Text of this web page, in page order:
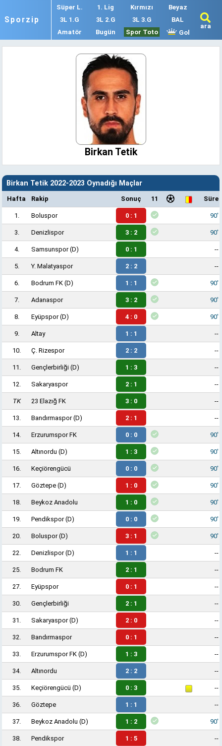
Sporzip
Süper L. 1. Lig Kırmızı
Beyaz
3L 1.G
3L 2.G 3L 3.G
BAL
Amatör
Bugün Spor Toto Gol
ara
Birkan Tetik
Birkan Tetik 2022-2023 Oynadığı Maçlar
Hafta Rakip Sonuç 11 Süre
1. Boluspor 0 : 1 90'
3. Denizlispor 3 : 2 90'
4. Samsunspor(D) 0 : 1 --
5. Y. Malatyaspor 2 : 2 --
6. Bodrum FK (D) 1 : 1 90'
7. Adanaspor 3 : 2 90'
8. Eyüpspor(D) 4 : 0 90'
9. Altay 1 : 1 --
10. Ç. Rizespor 2 : 2 --
11. Gençlerbirliği (D) 1 : 3 --
12. Sakaryaspor 2 : 1 --
TK 23 Elazığ FK 3 : 0 --
13. Bandırmaspor(D) 2 : 1 --
14. Erzurumspor FK 0 : 0 90'
15. Altınordu (D) 1 : 3 90'
16. Keçiörengücü 0 : 0 90'
17. Göztepe (D) 1 : 0 90'
18. Beykoz Anadolu 1 : 0 90'
19. Pendikspor(D) 0 : 0 90'
20. Boluspor(D) 3 : 1 90'
22. Denizlispor(D) 1 : 1 --
25. Bodrum FK 2 : 1 --
27. Eyüpspor 0 : 1 --
30. Gençlerbirliği 2 : 1 --
31. Sakaryaspor(D) 2 : 0 --
32. Bandırmaspor 0 : 1 --
33. Erzurumspor FK (D) 1 : 3 --
34. Altınordu 2 : 2 --
35. Keçiörengücü (D) 0 : 3 --
36. Göztepe 1 : 1 --
37. Beykoz Anadolu (D) 1 : 2 90'
38. Pendikspor 1 : 5 --